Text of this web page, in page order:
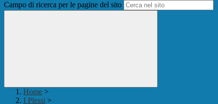
Campo di ricerca per le pagine del sito
Home >
I Plessi >